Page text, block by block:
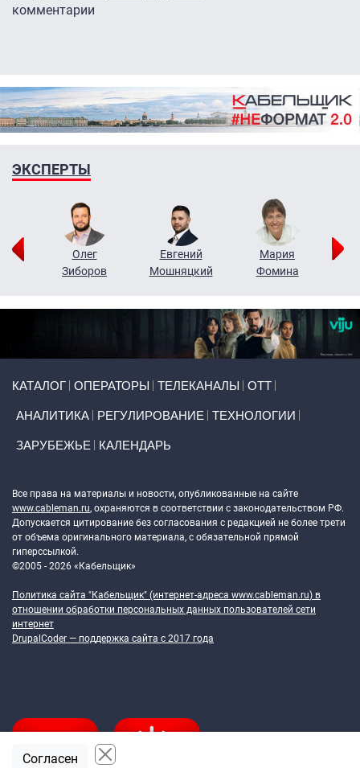
комментарии
ЭКСПЕРТЫ
Олег
Зиборов
Евгений
Мошняцкий
Мария
Фомина
КАТАЛОГ ОПЕРАТОРЫ ТЕЛЕКАНАЛЫ ОТТ
АНАЛИТИКА РЕГУЛИРОВАНИЕ ТЕХНОЛОГИИ
ЗАРУБЕЖЬЕ КАЛЕНДАРЬ
Все права на материалы и новости, опубликованные на сайте
www.cableman.ru, охраняются в соответствии с законодательством РФ.
Допускается цитирование без согласования с редакцией не более трети
от объема оригинального материала, с обязательной прямой
гиперссылкой.
©2005 - 2026 «Кабельщик»
Политика сайта "Кабельщик" (интернет-адреса www.cableman.ru) в
отношении обработки персональных данных пользователей сети
интернет
DrupalCoder — поддержка сайта c 2017 года
Согласен